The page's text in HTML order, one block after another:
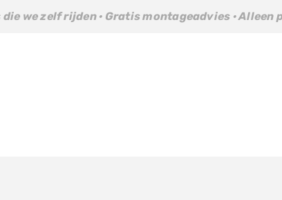
montageadvies · Alleen parts die we